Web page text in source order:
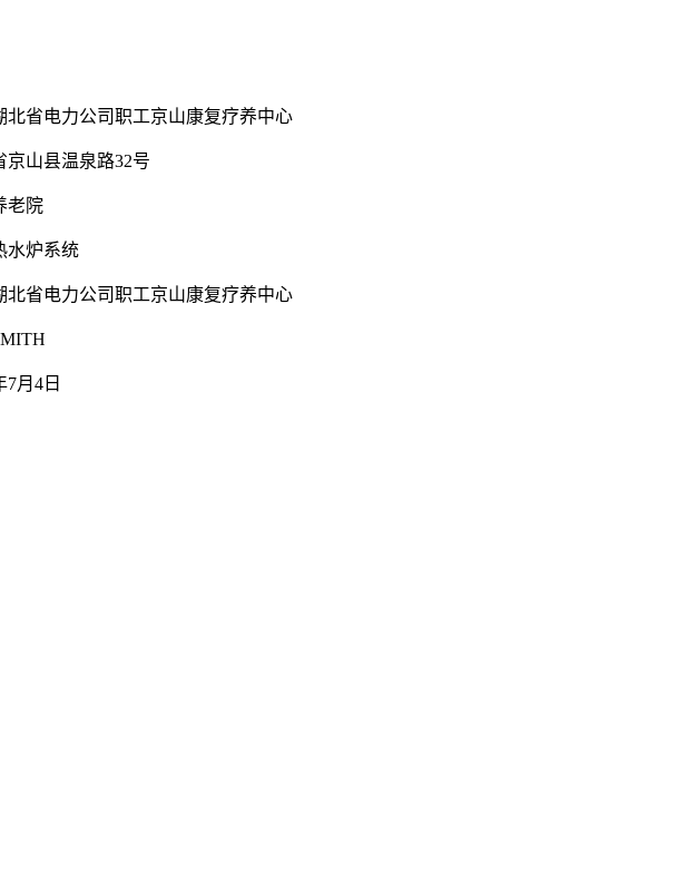
北省电力公司职工京山康复疗养中心
京山县温泉路32号
老院
水炉系统
北省电力公司职工京山康复疗养中心
7月4日